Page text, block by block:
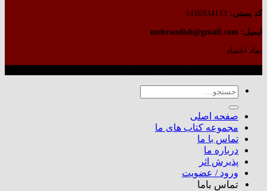
کد پستی:
ایمیل: mehrandish@gmail.com
نماد اعتماد
جستجو
برای:
صفحه اصلی
مجموعه کتاب های ما
تماس با ما
درباره ما
پذیرش اثر
ورود / عضویت
تماس باما